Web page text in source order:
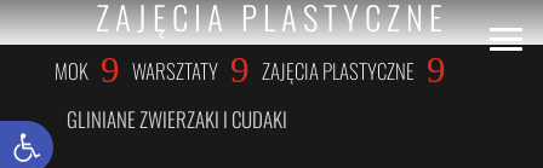
ZAJĘCIA PLASTYCZNE
MOK 9 WARSZTATY 9 ZAJĘCIA PLASTYCZNE 9
GLINIANE ZWIERZAKI I CUDAKI
Otwórz pasek narzędzi